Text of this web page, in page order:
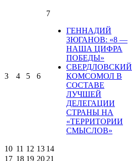
3 4 5 6
7
ГЕННАДИЙ
ЗЮГАНОВ: «8 —
НАША ЦИФРА
ПОБЕДЫ»
СВЕРДЛОВСКИЙ
КОМСОМОЛ В
СОСТАВЕ
ЛУЧШЕЙ
ДЕЛЕГАЦИИ
СТРАНЫ НА
«ТЕРРИТОРИИ
СМЫСЛОВ»
10 11 12 13 14
17 18 19 20 21